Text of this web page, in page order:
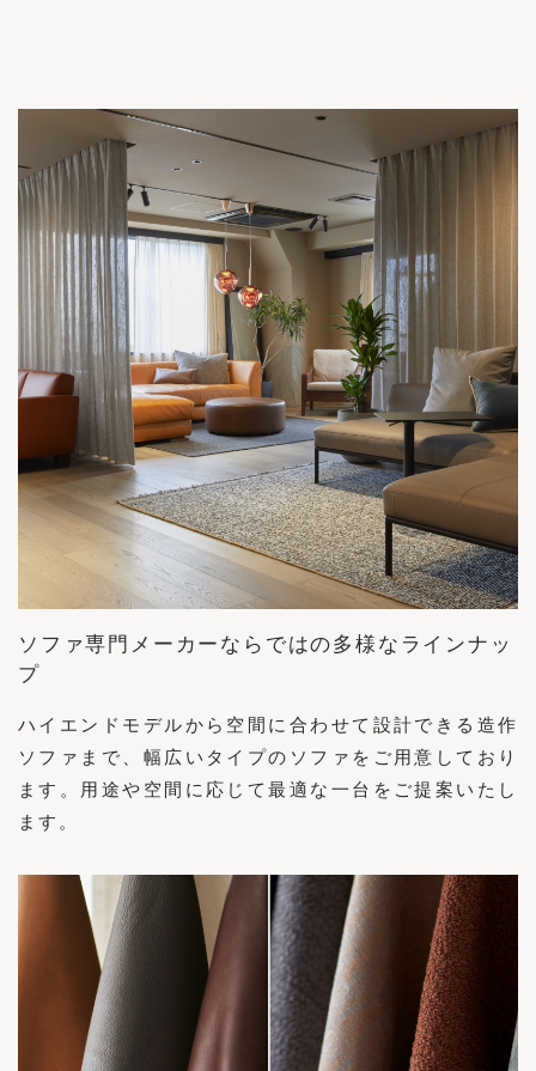
ソファ専門メーカーならではの多様なラインナッ
プ
ハイエンドモデルから空間に合わせて設計できる造作
ソファまで、幅広いタイプのソファをご用意しており
ます。用途や空間に応じて最適な一台をご提案いたし
ます。